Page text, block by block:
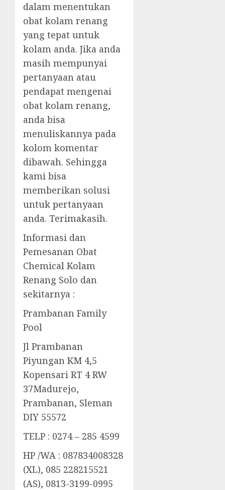
dalam menentukan
obat kolam renang
yang tepat untuk
kolam anda. Jika anda
masih mempunyai
pertanyaan atau
pendapat mengenai
obat kolam renang,
anda bisa
menuliskannya pada
kolom komentar
dibawah. Sehingga
kami bisa
memberikan solusi
untuk pertanyaan
anda. Terimakasih.
Informasi dan
Pemesanan Obat
Chemical Kolam
Renang Solo dan
sekitarnya :
Prambanan Family
Pool
Jl Prambanan
Piyungan KM 4,5
Kopensari RT 4 RW
37Madurejo,
Prambanan, Sleman
DIY 55572
TELP : 0274 – 285 4599
HP /WA : 087834008328
(XL), 085 228215521
(AS), 0813-3199-0995